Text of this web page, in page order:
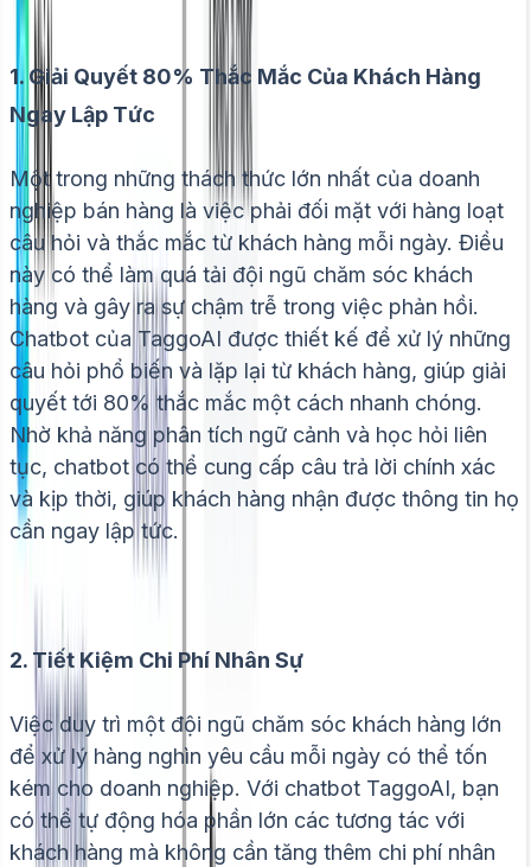
1. Giải Quyết 80% Thắc Mắc Của Khách Hàng
Ngay Lập Tức
Một trong những thách thức lớn nhất của doanh
nghiệp bán hàng là việc phải đối mặt với hàng loạt
câu hỏi và thắc mắc từ khách hàng mỗi ngày. Điều
này có thể làm quá tải đội ngũ chăm sóc khách
hàng và gây ra sự chậm trễ trong việc phản hồi.
Chatbot của TaggoAI được thiết kế để xử lý những
câu hỏi phổ biến và lặp lại từ khách hàng, giúp giải
quyết tới 80% thắc mắc một cách nhanh chóng.
Nhờ khả năng phân tích ngữ cảnh và học hỏi liên
tục, chatbot có thể cung cấp câu trả lời chính xác
và kịp thời, giúp khách hàng nhận được thông tin họ
cần ngay lập tức.
2. Tiết Kiệm Chi Phí Nhân Sự
Việc duy trì một đội ngũ chăm sóc khách hàng lớn
để xử lý hàng nghìn yêu cầu mỗi ngày có thể tốn
kém cho doanh nghiệp. Với chatbot TaggoAI, bạn
có thể tự động hóa phần lớn các tương tác với
khách hàng mà không cần tăng thêm chi phí nhân